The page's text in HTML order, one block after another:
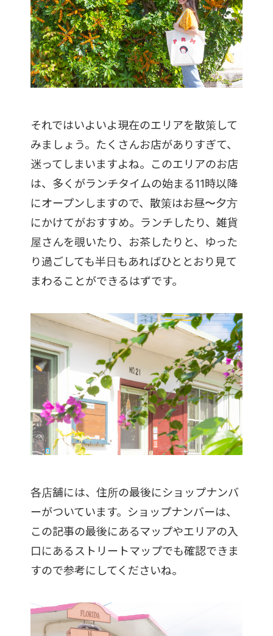
それではいよいよ現在のエリアを散策して
みましょう。たくさんお店がありすぎて、
迷ってしまいますよね。このエリアのお店
は、多くがランチタイムの始まる11時以降
にオープンしますので、散策はお昼〜夕方
にかけてがおすすめ。ランチしたり、雑貨
屋さんを覗いたり、お茶したりと、ゆった
り過ごしても半日もあればひととおり見て
まわることができるはずです。
各店舗には、住所の最後にショップナンバ
ーがついています。ショップナンバーは、
この記事の最後にあるマップやエリアの入
口にあるストリートマップでも確認できま
すので参考にしてくださいね。